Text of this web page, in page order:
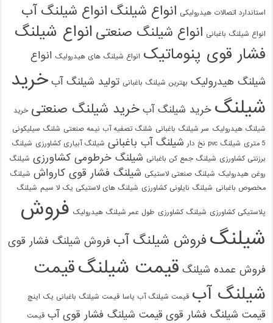
استاندارد اتصالات هیدرولیکی انواع شیلنگ انواع شیلنگ آب
انواع شیلنگ باغبانی انواع شیلنگ صنعتی انواع شیلنگ
فشار قوی پنوماتیک انواع شیلنگ های هیدرولیک انواع
شیلنگ هیدرولیک بهترین شیلنگ باغبانی تولید شیلنگ آب خرید
شیلنگ خرید شیلنگ آب خرید شیلنگ صنعتی خرید
شیلنگ هیدرولیک سر شیلنگ باغبانی شلنگ تصفیه آب نیمه صنعتی شلنگ سیلیکونی
5 متری
شیلنگ pvc نخ دار شیلنگ آب باغبانی شیلنگ آبیاری کشاورزی شیلنگ
برزنتی کشاورزی شیلنگ جمع کن باغبانی شیلنگ خرطومی کشاورزی شیلنگ
روغن هیدرولیک شیلنگ صنعتی لاستیکی شیلنگ فشار قوی کارواش شیلنگ
مخصوص باغبانی شیلنگ نایلونی کشاورزی شیلنگ های لاستیکی یک لا سیم شیلنگ
پلاستیکی کشاورزی شیلنگ کشاورزی طول عمر شیلنگ هیدرولیک فروش
شیلنگ فروش شیلنگ آب فروش شیلنگ فشار قوی
فروش عمده شیلنگ قیمت شیلنگقیمت
شیلنگ آب قیمت شیلنگ آب یاسا قیمت شیلنگ باغبانی یک اینچ
قیمت شیلنگ فشار قوی قیمت شیلنگ فشار قوی آب قیمت